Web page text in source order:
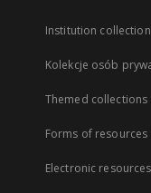
Institution
Kolekcje osób
Themed collections
Forms of resources
Electronic resources